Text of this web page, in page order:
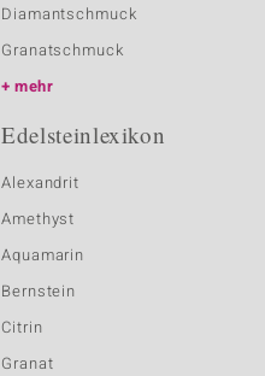
Diamantschmuck
Granatschmuck
mehr
Edelsteinlexikon
Alexandrit
Amethyst
Aquamarin
Bernstein
Citrin
Granat